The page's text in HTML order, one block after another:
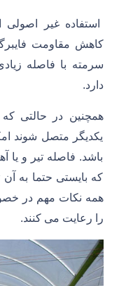
استفاده غیر
کاهش مقاومت
سرمته با فاصله
دارد.
همچنین در حالتی که
یکدیگر متصل شوند
باشد. فاصله تیر و
که بایستی حتما به آن
همه نکات مهم در
را رعایت می کنند.